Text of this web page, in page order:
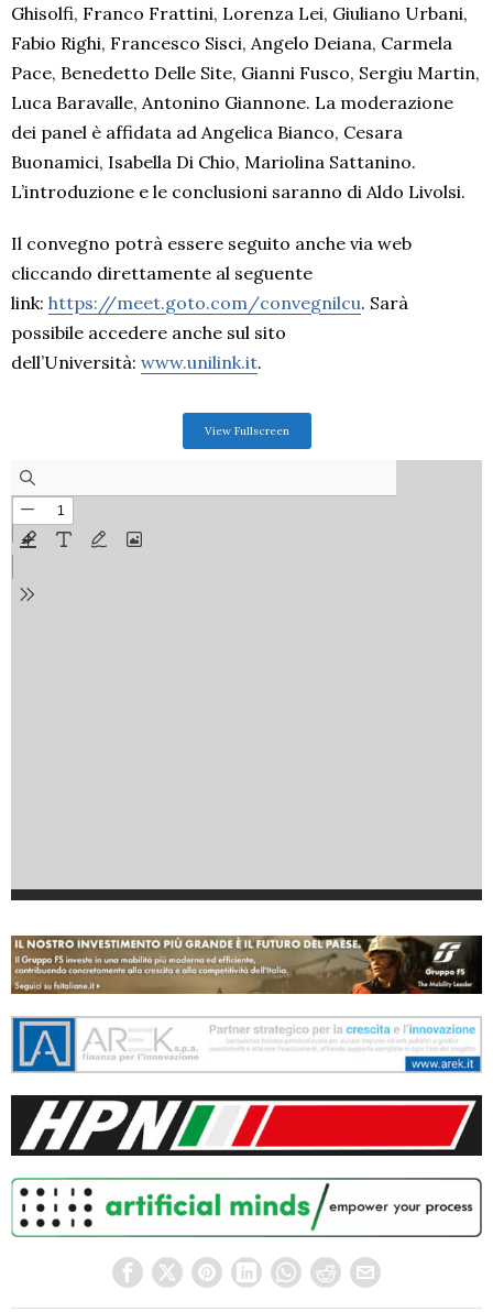
Ghisolfi, Franco Frattini, Lorenza Lei, Giuliano Urbani,
Fabio Righi, Francesco Sisci, Angelo Deiana, Carmela
Pace, Benedetto Delle Site, Gianni Fusco, Sergiu Martin,
Luca Baravalle, Antonino Giannone. La moderazione
dei panel è affidata ad Angelica Bianco, Cesara
Buonamici, Isabella Di Chio, Mariolina Sattanino.
L’introduzione e le conclusioni saranno di Aldo Livolsi.
Il convegno potrà essere seguito anche via web
cliccando direttamente al seguente
link: https://meet.goto.com/convegnilcu. Sarà
possibile accedere anche sul sito
dell’Università: www.unilink.it.
View Fullscreen